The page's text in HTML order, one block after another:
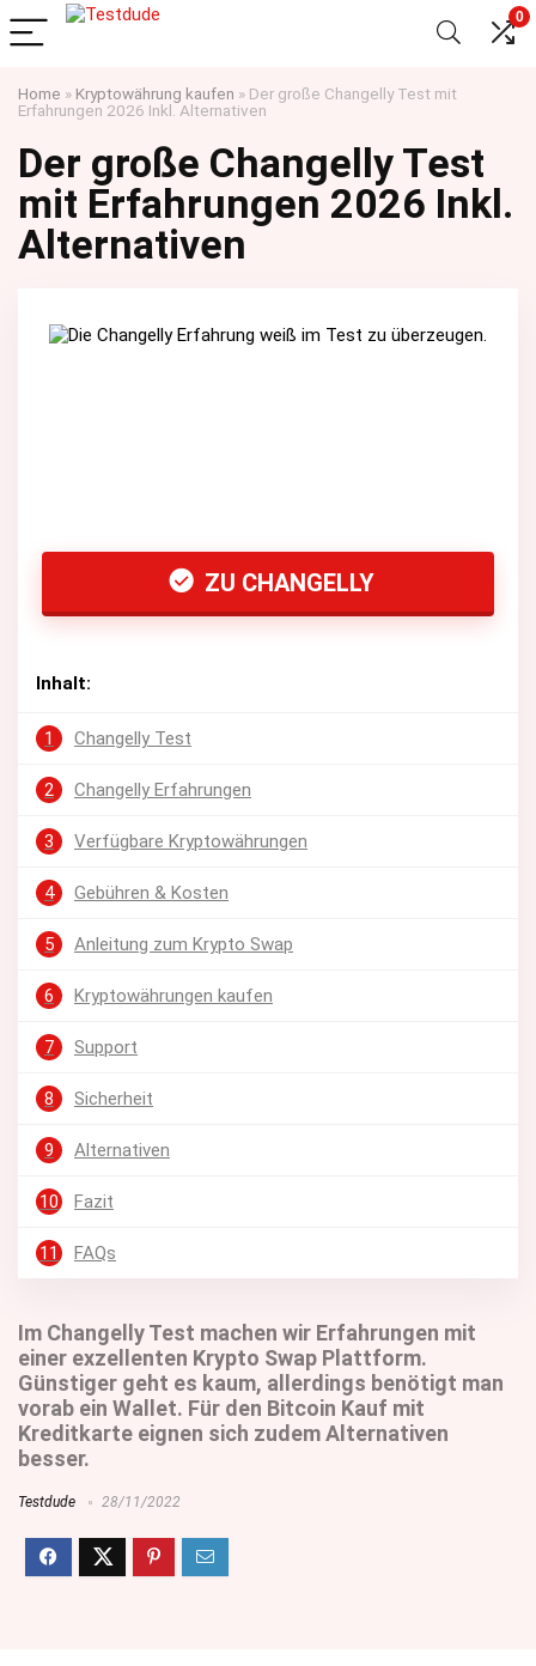
0
Home » Kryptowährung kaufen » Der große Changelly Test mit
Erfahrungen 2026 Inkl. Alternativen
Der große Changelly Test
mit Erfahrungen 2026 Inkl.
Alternativen
ZU CHANGELLY
Inhalt:
1 Changelly Test
2 Changelly Erfahrungen
3 Verfügbare Kryptowährungen
4 Gebühren & Kosten
5 Anleitung zum Krypto Swap
6 Kryptowährungen kaufen
7 Support
8 Sicherheit
9 Alternativen
10 Fazit
11 FAQs
Im Changelly Test machen wir Erfahrungen mit
einer exzellenten Krypto Swap Plattform.
Günstiger geht es kaum, allerdings benötigt man
vorab ein Wallet. Für den Bitcoin Kauf mit
Kreditkarte eignen sich zudem Alternativen
besser.
Testdude 28/11/2022